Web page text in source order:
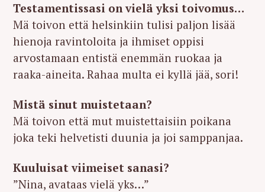
Testamentissasi on vielä yksi toivomus…
Mä toivon että helsinkiin tulisi paljon lisää
hienoja ravintoloita ja ihmiset oppisi
arvostamaan entistä enemmän ruokaa ja
raaka-aineita. Rahaa multa ei kyllä jää, sori!
Mistä sinut muistetaan?
Mä toivon että mut muistettaisiin poikana
joka teki helvetisti duunia ja joi samppanjaa.
Kuuluisat viimeiset sanasi?
”Nina, avataas vielä yks…”